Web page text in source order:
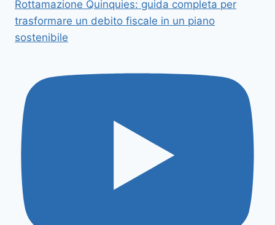
Rottamazione Quinquies: guida completa per
trasformare un debito fiscale in un piano
sostenibile